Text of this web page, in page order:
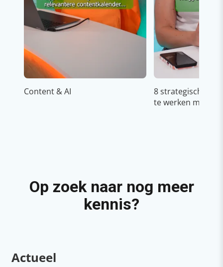
Content & AI
8 strategische
te werken met
Op zoek naar nog meer
kennis?
Actueel